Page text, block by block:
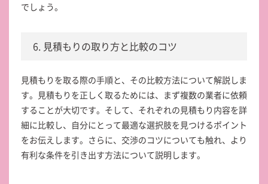
でしょう。
6. 見積もりの取り方と比較のコツ
見積もりを取る際の手順と、その比較方法について解説しま
す。見積もりを正しく取るためには、まず複数の業者に依頼
することが大切です。そして、それぞれの見積もり内容を詳
細に比較し、自分にとって最適な選択肢を見つけるポイント
をお伝えします。さらに、交渉のコツについても触れ、より
有利な条件を引き出す方法について説明します。